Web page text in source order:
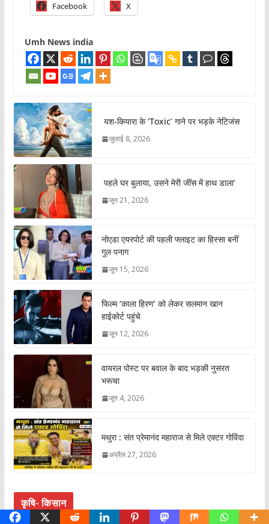
Facebook X
Umh News india
यश-कियारा के ‘Toxic’ गाने पर भड़के नेटिजंस
जुलाई 8, 2026
पहले घर बुलाया, उसने मेरी जींस में हाथ डाला’
जून 21, 2026
नोएडा एयरपोर्ट की पहली फ्लाइट का हिस्सा बनीं
गुल पनाग
जून 15, 2026
फिल्म ‘काला हिरण’ को लेकर सलमान खान
हाईकोर्ट पहुंचे
जून 12, 2026
वायरल पोस्ट पर बवाल के बाद भड़की नुसरत
भरूचा
जून 4, 2026
मथुरा : संत प्रेमानंद महाराज से मिले एक्टर गोविंदा
अप्रैल 27, 2026
कृषि- किसान